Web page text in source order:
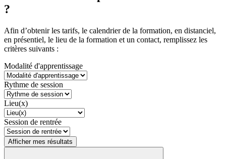
?
Afin d’obtenir les tarifs, le calendrier de la formation, en distanciel,
en présentiel, le lieu de la formation et un contact, remplissez les
critères suivants :
Modalité d'apprentissage
Rythme de session
Lieu(x)
Session de rentrée
Afficher mes résultats